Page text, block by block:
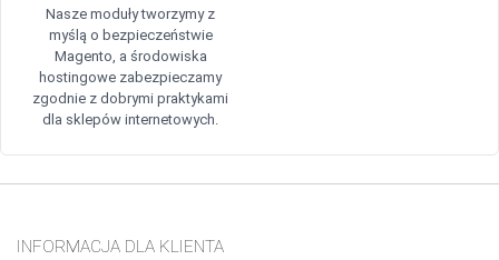
Nasze moduły tworzymy z
myślą o bezpieczeństwie
Magento, a środowiska
hostingowe zabezpieczamy
zgodnie z dobrymi praktykami
dla sklepów internetowych.
INFORMACJA DLA KLIENTA